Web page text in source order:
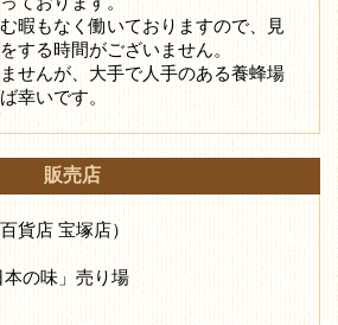
暇もなく働いておりますので、見
する時間がございません。
せんが、大手で人手のある養蜂場
幸いです。
販売店
貨店 宝塚店）
の味」売り場